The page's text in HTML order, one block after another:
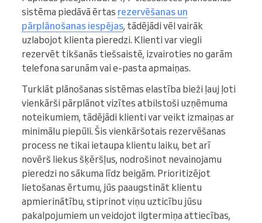
sistēma piedāvā ērtas rezervēšanas un
pārplānošanas iespējas, tādējādi vēl vairāk
uzlabojot klienta pieredzi. Klienti var viegli
rezervēt tikšanās tiešsaistē, izvairoties no garām
telefona sarunām vai e-pasta apmaiņas.
Turklāt plānošanas sistēmas elastība bieži ļauj ļoti
vienkārši pārplānot vizītes atbilstoši uzņēmuma
noteikumiem, tādējādi klienti var veikt izmaiņas ar
minimālu piepūli. Šis vienkāršotais rezervēšanas
process ne tikai ietaupa klientu laiku, bet arī
novērš liekus šķēršļus, nodrošinot nevainojamu
pieredzi no sākuma līdz beigām. Prioritizējot
lietošanas ērtumu, jūs paaugstināt klientu
apmierinātību, stiprinot viņu uzticību jūsu
pakalpojumiem un veidojot ilgtermiņa attiecības,